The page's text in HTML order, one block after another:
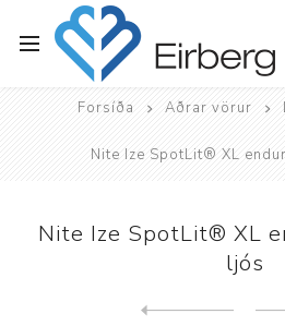
Forsíða Aðrar vörur
Nite Ize SpotLit® XL
Nite Ize SpotLit® XL
ljós